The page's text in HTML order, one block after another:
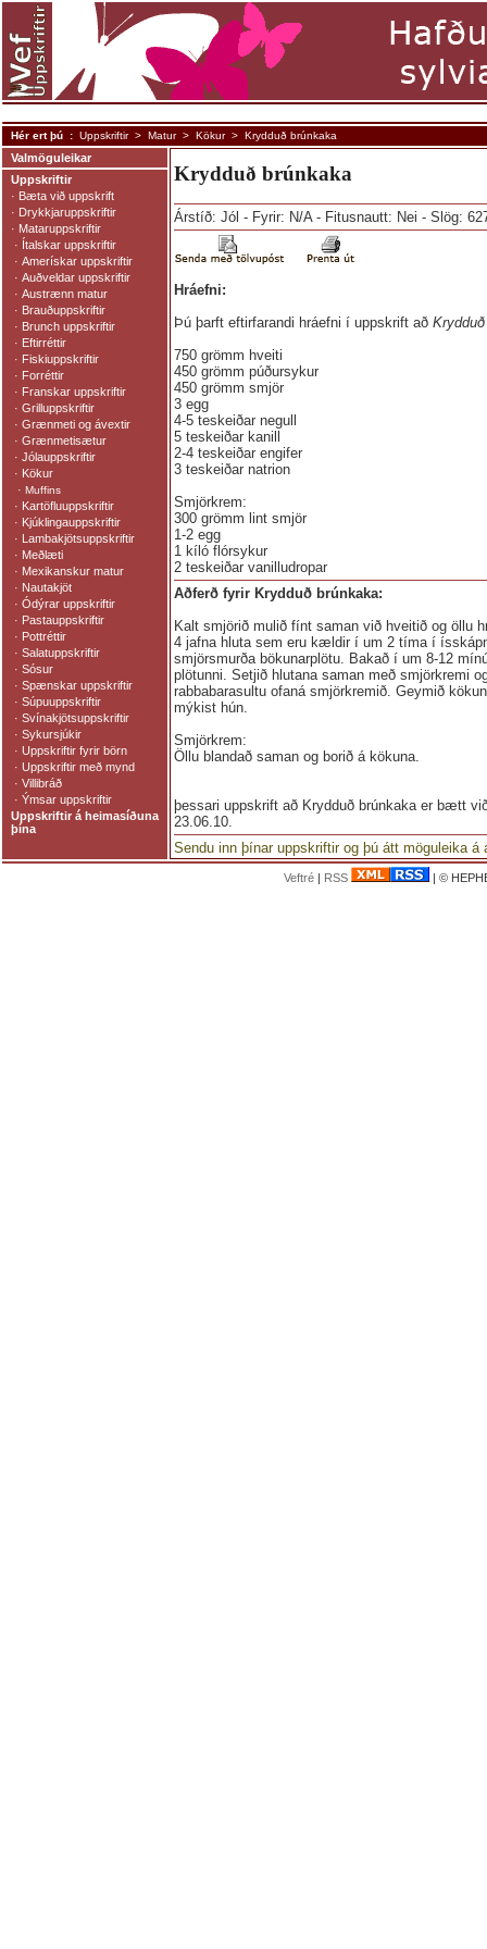
Krydduð brúnkaka
Árstíð: Jól - Fyrir: N/A - Fitusnautt: Nei - Slög:
Hráefni:
Þú þarft eftirfarandi hráefni í uppskrift að
750 grömm hveiti
450 grömm púðursykur
450 grömm smjör
3 egg
4-5 teskeiðar negull
5 teskeiðar kanill
2-4 teskeiðar engifer
3 teskeiðar natrion
Smjörkrem:
300 grömm lint smjör
1-2 egg
1 kíló flórsykur
2 teskeiðar vanilludropar
Aðferð fyrir Krydduð brúnkaka:
Kalt smjörið mulið fínt saman við hveitið og öllu
4 jafna hluta sem eru kældir í um 2 tíma í
smjörsmurða bökunarplötu. Bakað í um 8-12
plötunni. Setjið hlutana saman með smjörkremi
rabbabarasultu ofaná smjörkremið. Geymið
mýkist hún.
Smjörkrem:
Öllu blandað saman og borið á kökuna.
þessari uppskrift að Krydduð brúnkaka er bætt
23.06.10.
Sendu inn þínar uppskriftir og þú átt möguleika
Valmöguleikar
Uppskriftir
· Bæta við uppskrift
· Drykkjaruppskriftir
· Mataruppskriftir
· Ítalskar uppskriftir
· Amerískar uppskriftir
· Auðveldar uppskriftir
· Austrænn matur
· Brauðuppskriftir
· Brunch uppskriftir
· Eftirréttir
· Fiskiuppskriftir
· Forréttir
· Franskar uppskriftir
· Grilluppskriftir
· Grænmeti og ávextir
· Grænmetisætur
· Jólauppskriftir
· Kökur
· Muffins
· Kartöfluuppskriftir
· Kjúklingauppskriftir
· Lambakjötsuppskriftir
· Meðlæti
· Mexikanskur matur
· Nautakjöt
· Ódýrar uppskriftir
· Pastauppskriftir
· Pottréttir
· Salatuppskriftir
· Sósur
· Spænskar uppskriftir
· Súpuuppskriftir
· Svínakjötsuppskriftir
· Sykursjúkir
· Uppskriftir fyrir börn
· Uppskriftir með mynd
· Villibráð
· Ýmsar uppskriftir
Uppskriftir á heimasíðuna
þína
Veftré| RSS | ©
Hér ert þú : Uppskriftir > Matur > Kökur > Krydduð brúnkaka